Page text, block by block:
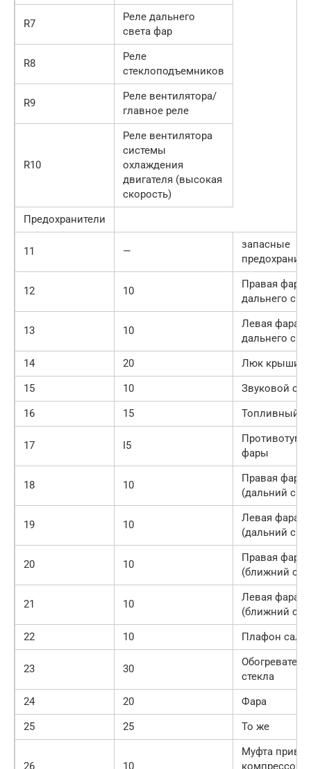
R7
Реле дальнего
света фар
R8
Реле
стеклоподъемников
R9
Реле вентилятора/
главное реле
R10
Реле вентилятора
системы
охлаждения
двигателя (высокая
скорость)
Предохранители
11 —
запасные
12 10
Правая фара
дальнего
13 10
Левая фара
дальнего
14
20
Люк крыши
15
10
Звуковой
16
15 Топливный
17 I5
фары
18 10
Правая фара
(дальний
19 10
Левая фара
(дальний
20 10
Правая фара
(ближний
21 10
Левая фара
(ближний
22
10 Плафон
23 30
Обогреватель
стекла
24
20
Фара
25
25 То же
26 10
Муфта
компрессора